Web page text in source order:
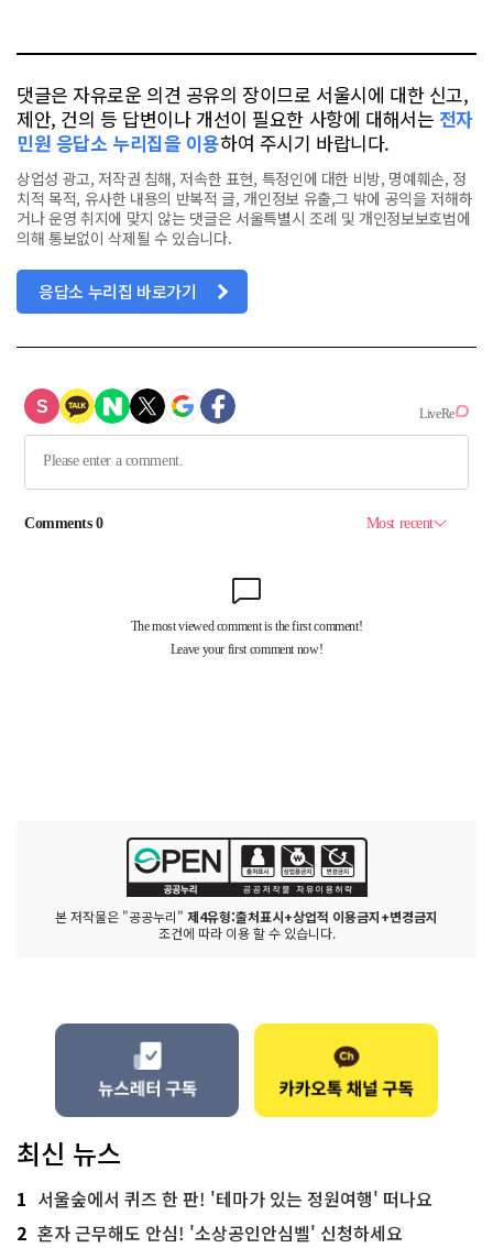
댓글은 자유로운 의견 공유의 장이므로 서울시에 대한 신고,
제안, 건의 등 답변이나 개선이 필요한 사항에 대해서는 전자
민원 응답소 누리집을 이용하여 주시기 바랍니다.
상업성 광고, 저작권 침해, 저속한 표현, 특정인에 대한 비방, 명예훼손, 정
치적 목적, 유사한 내용의 반복적 글, 개인정보 유출,그 밖에 공익을 저해하
거나 운영 취지에 맞지 않는 댓글은 서울특별시 조례 및 개인정보보호법에
의해 통보없이 삭제될 수 있습니다.
응답소 누리집 바로가기
본 저작물은 "공공누리" 제4유형:출처표시+상업적 이용금지+변경금지
조건에 따라 이용 할 수 있습니다.
최신 뉴스
1 서울숲에서 퀴즈 한 판! '테마가 있는 정원여행' 떠나요
2 혼자 근무해도 안심! '소상공인안심벨' 신청하세요